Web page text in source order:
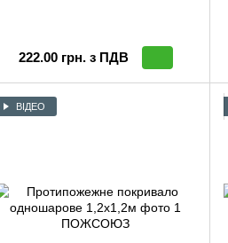
222.00 грн. з ПДВ
ВІДЕО